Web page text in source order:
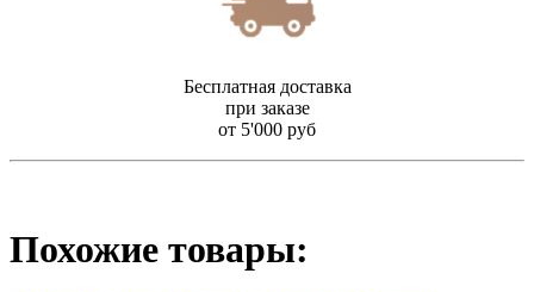
Бесплатная доставка
при заказе
от 5'000 руб
Похожие товары: